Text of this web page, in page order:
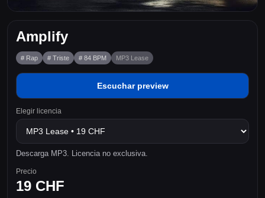
Amplify
# Rap # Triste # 84 BPM MP3 Lease
Escuchar preview
Elegir licencia
Descarga MP3. Licencia no exclusiva.
Precio
19 CHF